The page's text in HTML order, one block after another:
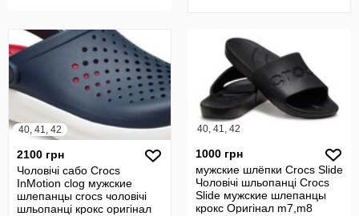
40, 41, 42
2100 грн
Чоловічі сабо Crocs
InMotion clog мужские
шлепанцы crocs чоловічі
шльопанці крокс оригінал
40, 41, 42
1000 грн
мужские шлёпки Crocs Slide
Чоловічі шльопанці Crocs
Slide мужские шлепанцы
крокс Оригінал m7,m8